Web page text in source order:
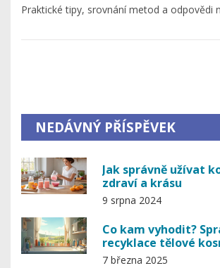
Praktické tipy, srovnání metod a odpovědi
NEDÁVNÝ PŘÍSPĚVEK
Jak správně užívat
zdraví a krásu
9 srpna 2024
Co kam vyhodit?
recyklace tělové
7 března 2025